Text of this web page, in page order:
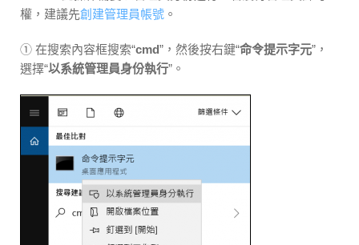
權，建議先創建管理員帳號 。
① 在搜索內容框搜索“cmd”，然後按右鍵“命令提示字元”，
選擇“以系統管理員身份執行”。